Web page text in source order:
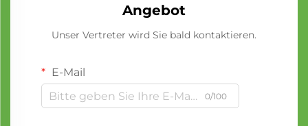
Angebot
Unser Vertreter wird Sie bald kontaktieren.
E-Mail
0/100